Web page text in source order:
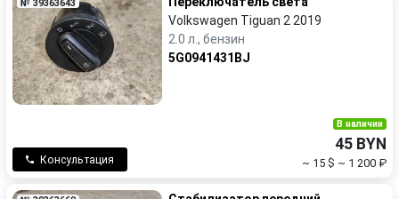
№ 39363643
Volkswagen Tiguan 2 2019
2.0 л., бензин
5G0941431BJ
Консультация
В наличии
45 BYN
~ 15 $ ~ 1 200 ₽